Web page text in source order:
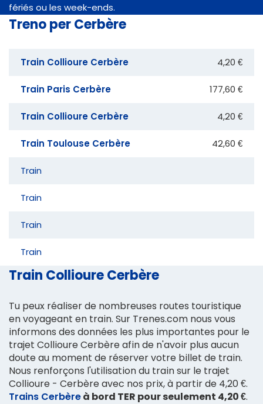
fériés ou les week-ends.
Treno per Cerbère
Train Collioure Cerbère 4,20 €
Train Paris Cerbère 177,60 €
Train Collioure Cerbère 4,20 €
Train Toulouse Cerbère 42,60 €
Train
Train
Train
Train
Train Collioure Cerbère
Tu peux réaliser de nombreuses routes touristique
en voyageant en train. Sur Trenes.com nous vous
informons des données les plus importantes pour le
trajet Collioure Cerbère afin de n'avoir plus aucun
doute au moment de réserver votre billet de train.
Nous renforçons l'utilisation du train sur le trajet
Collioure - Cerbère avec nos prix, à partir de 4,20 €.
Trains Cerbèreà bord TER pour seulement 4,20 €.